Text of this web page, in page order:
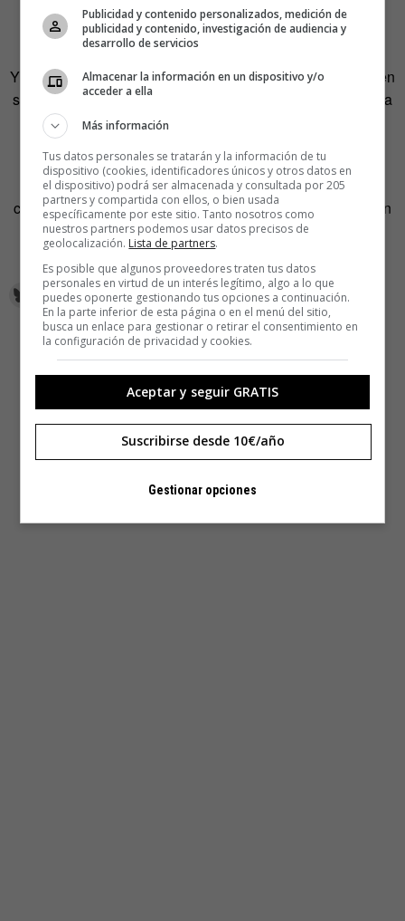
titulóLa fiera Zurrupiay cuya acción situó en los
alrededores de Calatayud.
Y un último nombre más: Currupia, tal y como nos cuenta en
su blog,
Celtibético, Francisco Javier Domínguez, pero esta
vez identificando a una bruja vieja y gruñona.
La pintemos como la pintemos, queda claro que alguien
calificado como Fiera Corrupia se presenta ante ti con un
cabreo de impresión y más amenazador que Hacienda con
tu declaración de la renta en la mano. Parasalir pitando
vamos. Y eso, queridos, sí que da miedito.
Publicidad y contenido personalizados, medición de
publicidad y contenido, investigación de audiencia y
desarrollo de servicios
Almacenar la información en un dispositivo y/o
acceder a ella
Más información
Tus datos personales se tratarán y la información de tu
dispositivo (cookies, identificadores únicos y otros datos en
el dispositivo) podrá ser almacenada y consultada por 205
partners y compartida con ellos, o bien usada
específicamente por este sitio. Tanto nosotros como
nuestros partners podemos usar datos precisos de
geolocalización. Lista de partners.
Es posible que algunos proveedores traten tus datos
personales en virtud de un interés legítimo, algo a lo que
puedes oponerte gestionando tus opciones a continuación.
En la parte inferior de esta página o en el menú del sitio,
busca un enlace para gestionar o retirar el consentimiento en
la configuración de privacidad y cookies.
Aceptar y seguir GRATIS
Suscribirse desde 10€/año
Gestionar opciones